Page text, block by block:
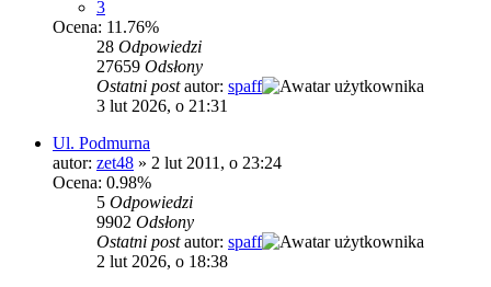
3
Ocena: 11.76%
28 Odpowiedzi
27659 Odsłony
Ostatni postautor: spaff
3 lut 2026, o 21:31
Ul. Podmurna
autor: zet48 » 2 lut 2011, o 23:24
Ocena: 0.98%
5 Odpowiedzi
9902 Odsłony
Ostatni postautor: spaff
2 lut 2026, o 18:38